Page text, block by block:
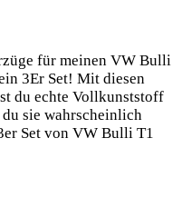
für meinen ⁢VW Bulli
3Er‌ Set! Mit diesen‍
du echte Vollkunststoff⁣
sie⁤ wahrscheinlich
Set​ von VW Bulli‌ T1‌